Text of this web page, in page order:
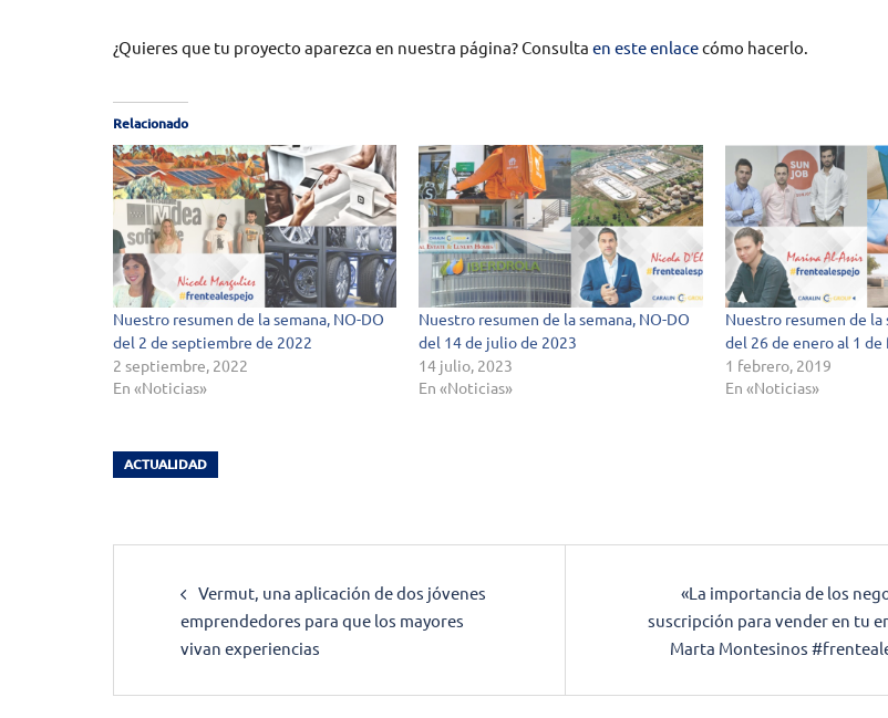
¿Quieres que tu proyecto aparezca en nuestra página? Consulta en este enlacecómo hacerlo.
Relacionado
Nuestro resumen de la semana, NO-DO
del 2 de septiembre de 2022
2 septiembre, 2022
En «Noticias»
Nuestro resumen de la semana, NO-DO
del 14 de julio de 2023
14 julio, 2023
En «Noticias»
Nuestro resumen de la
del 26 de enero al 1
1 febrero, 2019
En «Noticias»
ACTUALIDAD
navigation
Vermut, una aplicación de dos jóvenes
emprendedores para que los mayores
vivan experiencias
«La importancia de los
suscripción para vender en tu
Marta Montesinos